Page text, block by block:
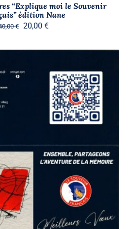
“Explique moi le Souvenir
édition Nane
€ Le
initial
20,00 €Le
actuel
20,00 €.
DÉTAILS